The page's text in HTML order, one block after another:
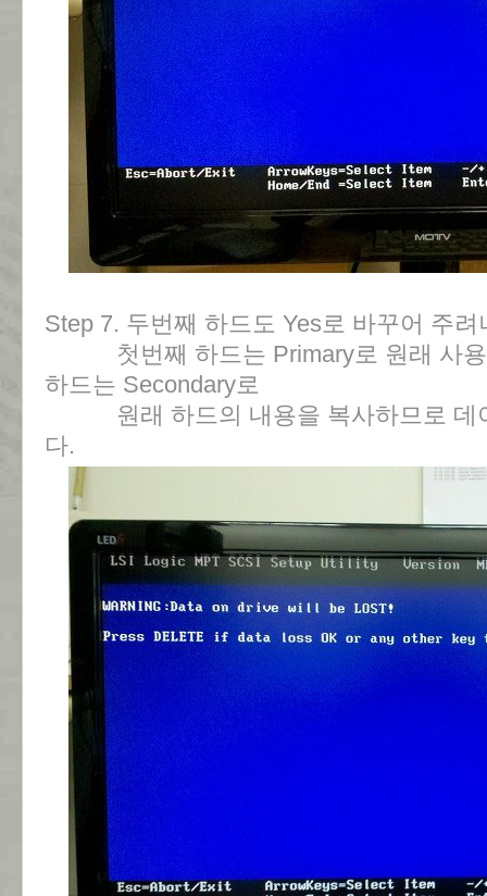
Step 7. 두번째 하드도 Yes로 바꾸어 주
첫번째 하드는 Primary로 원래 사용
하드는 Secondary로
원래 하드의 내용을 복사하므로 데
다.